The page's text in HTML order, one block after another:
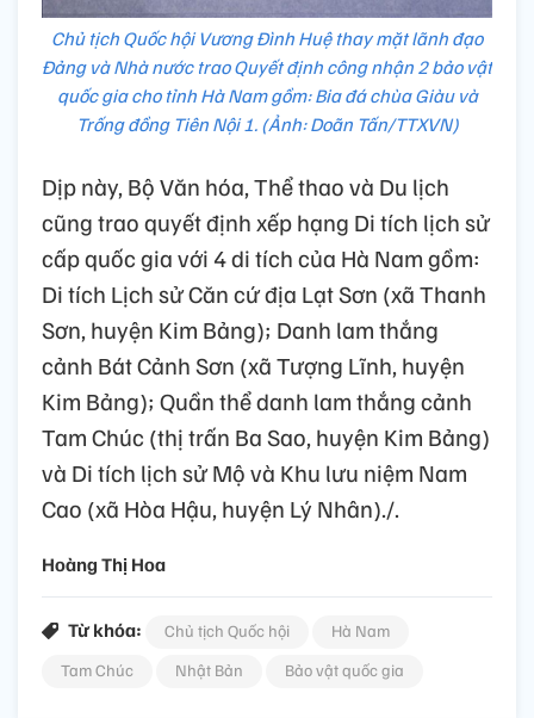
Chủ tịch Quốc hội Vương Đình Huệ thay mặt lãnh đạo
Đảng và Nhà nước trao Quyết định công nhận 2 bảo vật
quốc gia cho tỉnh Hà Nam gồm: Bia đá chùa Giàu và
Trống đồng Tiên Nội 1. (Ảnh: Doãn Tấn/TTXVN)
Dịp này, Bộ Văn hóa, Thể thao và Du lịch
cũng trao quyết định xếp hạng Di tích lịch sử
cấp quốc gia với 4 di tích của Hà Nam gồm:
Di tích Lịch sử Căn cứ địa Lạt Sơn (xã Thanh
Sơn, huyện Kim Bảng); Danh lam thắng
cảnh Bát Cảnh Sơn (xã Tượng Lĩnh, huyện
Kim Bảng); Quần thể danh lam thắng cảnh
Tam Chúc (thị trấn Ba Sao, huyện Kim Bảng)
và Di tích lịch sử Mộ và Khu lưu niệm Nam
Cao (xã Hòa Hậu, huyện Lý Nhân)./.
Hoàng Thị Hoa
Từ khóa: Chủ tịch Quốc hội
Hà Nam
Tam Chúc
Nhật Bản Bảo vật quốc gia